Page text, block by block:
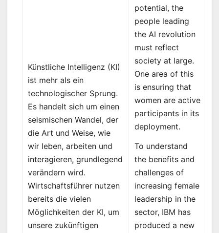
Künstliche Intelligenz (KI)
ist mehr als ein
technologischer Sprung.
Es handelt sich um einen
seismischen Wandel, der
die Art und Weise, wie
wir leben, arbeiten und
interagieren, grundlegend
verändern wird.
Wirtschaftsführer nutzen
bereits die vielen
Möglichkeiten der KI, um
unsere zukünftigen
potential, the
people leading
the AI revolution
must reflect
society at large.
One area of this
is ensuring that
women are active
participants in its
deployment.
To understand
the benefits and
challenges of
increasing female
leadership in the
sector, IBM has
produced a new